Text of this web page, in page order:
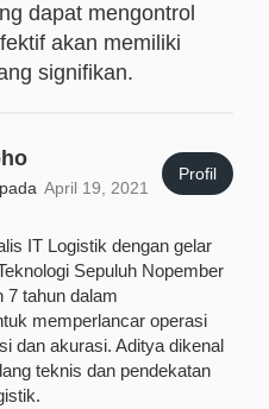
dapat mengontrol
akan memiliki
signifikan.
April 19, 2021
Profil
IT Logistik dengan gelar
Sepuluh Nopember
7 tahun dalam
memperlancar operasi
dan akurasi. Aditya dikenal
teknis dan pendekatan